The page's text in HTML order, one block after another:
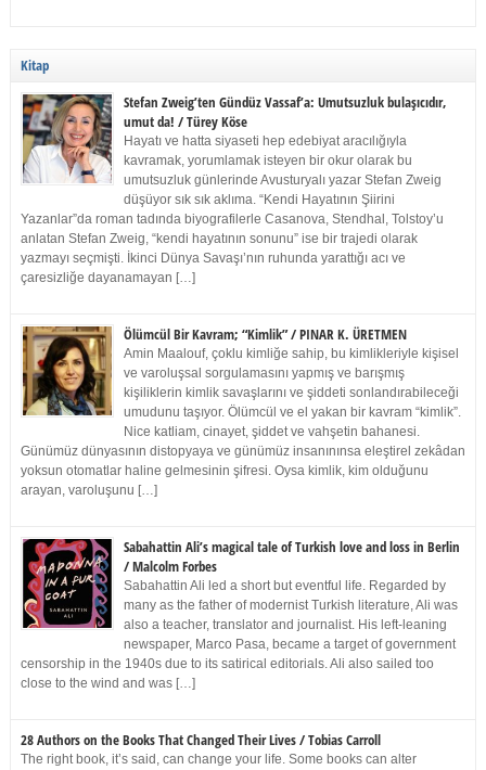
Kitap
Stefan Zweig’ten Gündüz Vassaf’a: Umutsuzluk bulaşıcıdır,
umut da! / Türey Köse
Hayatı ve hatta siyaseti hep edebiyat aracılığıyla
kavramak, yorumlamak isteyen bir okur olarak bu
umutsuzluk günlerinde Avusturyalı yazar Stefan Zweig
düşüyor sık sık aklıma. “Kendi Hayatının Şiirini
Yazanlar”da roman tadında biyografilerle Casanova, Stendhal, Tolstoy’u
anlatan Stefan Zweig, “kendi hayatının sonunu” ise bir trajedi olarak
yazmayı seçmişti. İkinci Dünya Savaşı’nın ruhunda yarattığı acı ve
çaresizliğe dayanamayan […]
Ölümcül Bir Kavram; “Kimlik” / PINAR K. ÜRETMEN
Amin Maalouf, çoklu kimliğe sahip, bu kimlikleriyle kişisel
ve varoluşsal sorgulamasını yapmış ve barışmış
kişiliklerin kimlik savaşlarını ve şiddeti sonlandırabileceği
umudunu taşıyor. Ölümcül ve el yakan bir kavram “kimlik”.
Nice katliam, cinayet, şiddet ve vahşetin bahanesi.
Günümüz dünyasının distopyaya ve günümüz insanınınsa eleştirel zekâdan
yoksun otomatlar haline gelmesinin şifresi. Oysa kimlik, kim olduğunu
arayan, varoluşunu […]
Sabahattin Ali’s magical tale of Turkish love and loss in Berlin
/ Malcolm Forbes
Sabahattin Ali led a short but eventful life. Regarded by
many as the father of modernist Turkish literature, Ali was
also a teacher, translator and journalist. His left-leaning
newspaper, Marco Pasa, became a target of government
censorship in the 1940s due to its satirical editorials. Ali also sailed too
close to the wind and was […]
28 Authors on the Books That Changed Their Lives / Tobias Carroll
The right book, it’s said, can change your life. Some books can alter